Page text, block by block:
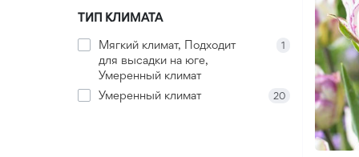
ТИП КЛИМАТА
Мягкий климат, Подходит
для высадки на юге,
Умеренный климат
1
Умеренный климат 20